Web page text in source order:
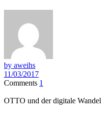
by aweihs
11/03/2017
Comments 1
OTTO und der digitale Wandel